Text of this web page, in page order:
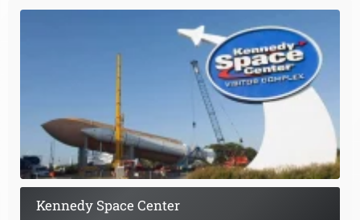
Kennedy Space Center